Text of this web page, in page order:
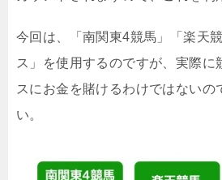
今回は、「南関東4競馬」「楽天
ス」を使用するのですが、実際に
スにお金を賭けるわけではないの
い。